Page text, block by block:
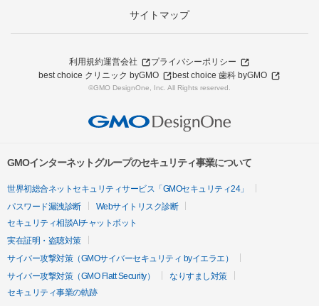
サイトマップ
利用規約運営会社
プライバシーポリシー
best choice クリニック byGMO
best choice 歯科 byGMO
©GMO DesignOne, Inc. All Rights reserved.
GMOインターネットグループのセキュリティ事業について
世界初総合ネットセキュリティサービス「GMOセキュリティ24」
パスワード漏洩診断
Webサイトリスク診断
セキュリティ相談AIチャットボット
実在証明・盗聴対策
サイバー攻撃対策（GMOサイバーセキュリティ byイエラエ）
サイバー攻撃対策（GMO Flatt Security）
なりすまし対策
セキュリティ事業の軌跡